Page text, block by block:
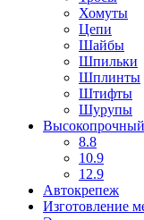
Хомуты
Цепи
Шайбы
Шпильки
Шплинты
Штифты
Шурупы
8.8
10.9
12.9
Автокрепеж
Изготовление